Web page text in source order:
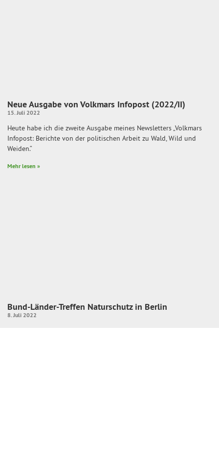
Neue Ausgabe von Volkmars Infopost (2022/II)
15. Juli 2022
Heute habe ich die zweite Ausgabe meines Newsletters „Volkmars
Infopost: Berichte von der politischen Arbeit zu Wald, Wild und
Weiden.“
Mehr lesen »
Bund-Länder-Treffen Naturschutz in Berlin
8. Juli 2022